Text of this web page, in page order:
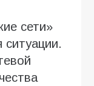
сети»
ситуации.